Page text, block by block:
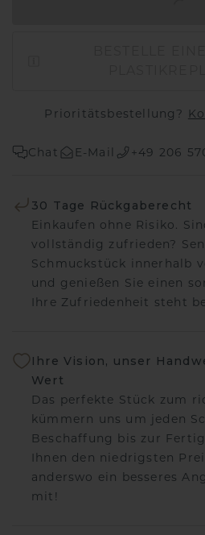
Prioritätsbestellung?
Chat E-Mail +49 206
30 Tage Rückgaberecht
Einkaufen ohne Risiko.
vollständig zufrieden?
Schmuckstück innerhalb
und genießen Sie einen
Ihre Zufriedenheit steht
Ihre Vision, unser
Wert
Das perfekte Stück zum
kümmern uns um jeden
Beschaffung bis zur
Ihnen den niedrigsten
anderswo ein besseres
mit!